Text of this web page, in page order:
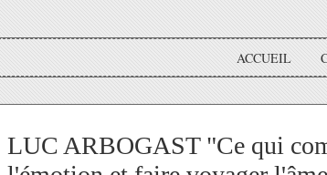
ACCUEIL
LUC ARBOGAST "Ce qui